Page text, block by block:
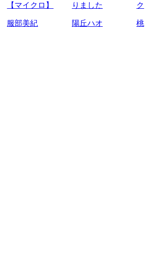
【マイクロ】
服部美紀
りました
陽丘ハオ
ク
桃